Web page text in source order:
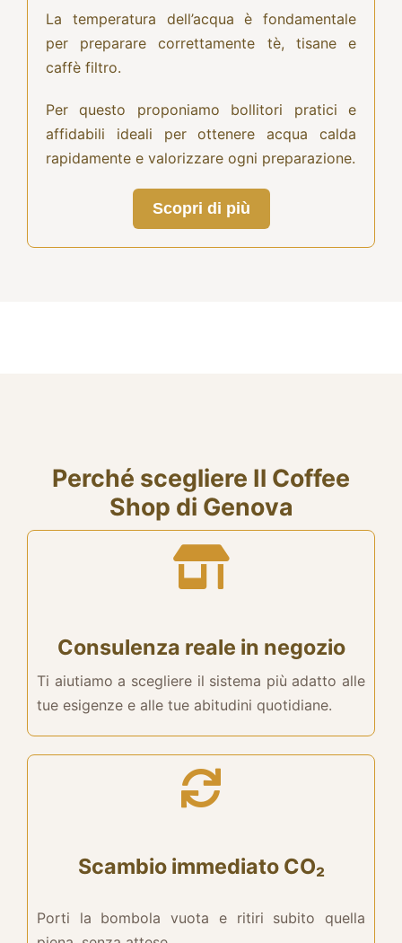
La temperatura dell’acqua è fondamentale
per preparare correttamente tè, tisane e
caffè filtro.
Per questo proponiamo bollitori pratici e
affidabili ideali per ottenere acqua calda
rapidamente e valorizzare ogni preparazione.
Scopri di più
Perché scegliere Il Coffee
Shop di Genova
Consulenza reale in negozio
Ti aiutiamo a scegliere il sistema più adatto alle
tue esigenze e alle tue abitudini quotidiane.
Scambio immediato CO₂
Porti la bombola vuota e ritiri subito quella